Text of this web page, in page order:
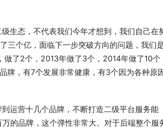
生态，不代表我们今年才想到，我们自己在
三个亿，面临下一步突破方向的问题，我们
了2个，2013年做了3个，2014年做了10个
牌，有7个发展非常健康，有3个因为各种原
运营十几个品牌，不断打造二级平台服务能
的品牌，这个弹性非常大。对于后端整个服